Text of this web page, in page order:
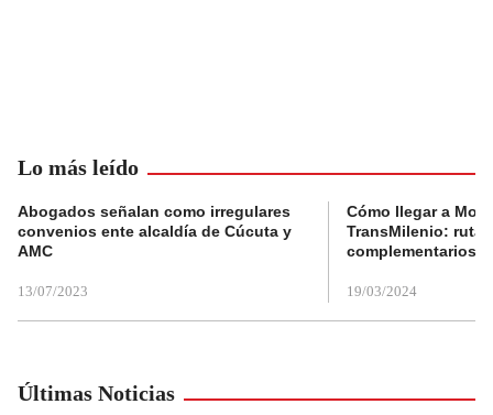
Lo más leído
Abogados señalan como irregulares
convenios ente alcaldía de Cúcuta y
AMC
13/07/2023
Cómo llegar a
TransMilenio:
complementarios
19/03/2024
Últimas Noticias